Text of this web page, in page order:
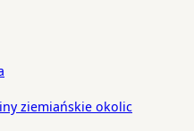
ziemiańskie okolic